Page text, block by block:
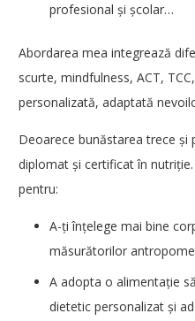
profesional și școlar…
Abordarea mea integrează
scurte, mindfulness, ACT,
personalizată, adaptată
Deoarece bunăstarea trece și
diplomat și certificat în
pentru:
A-ți înțelege mai bine
măsurătorilor
A adopta o alimentație
dietetic personalizat și